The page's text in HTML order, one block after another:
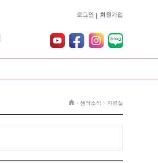
로그인 회원가입
> 센터소식 > 자료실